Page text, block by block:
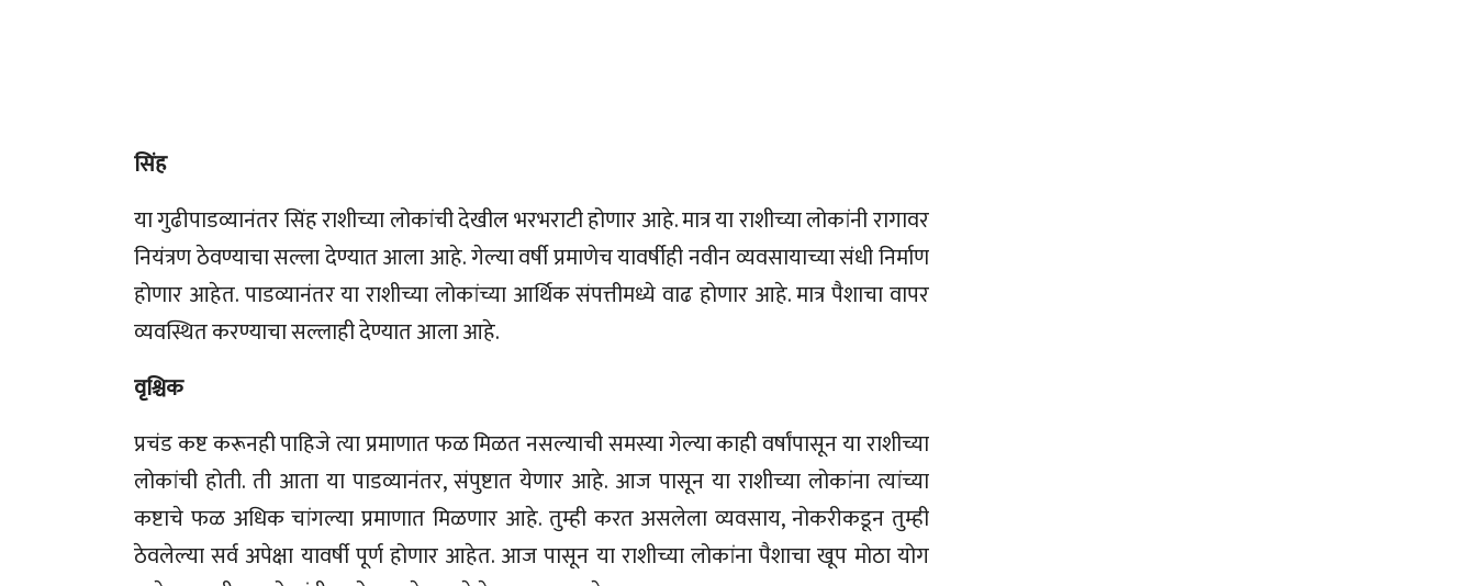
सिंह
या गुढीपाडव्यानंतर सिंह राशीच्या लोकांची देखील भरभराटी होणार आहे. मात्र या राशीच्या लोकांनी रागावर
नियंत्रण ठेवण्याचा सल्ला देण्यात आला आहे. गेल्या वर्षी प्रमाणेच यावर्षीही नवीन व्यवसायाच्या संधी निर्माण
होणार आहेत. पाडव्यानंतर या राशीच्या लोकांच्या आर्थिक संपत्तीमध्ये वाढ होणार आहे. मात्र पैशाचा वापर
व्यवस्थित करण्याचा सल्लाही देण्यात आला आहे.
वृश्चिक
प्रचंड कष्ट करूनही पाहिजे त्या प्रमाणात फळ मिळत नसल्याची समस्या गेल्या काही वर्षांपासून या राशीच्या
लोकांची होती. ती आता या पाडव्यानंतर, संपुष्टात येणार आहे. आज पासून या राशीच्या लोकांना त्यांच्या
कष्टाचे फळ अधिक चांगल्या प्रमाणात मिळणार आहे. तुम्ही करत असलेला व्यवसाय, नोकरीकडून तुम्ही
ठेवलेल्या सर्व अपेक्षा यावर्षी पूर्ण होणार आहेत. आज पासून या राशीच्या लोकांना पैशाचा खूप मोठा योग